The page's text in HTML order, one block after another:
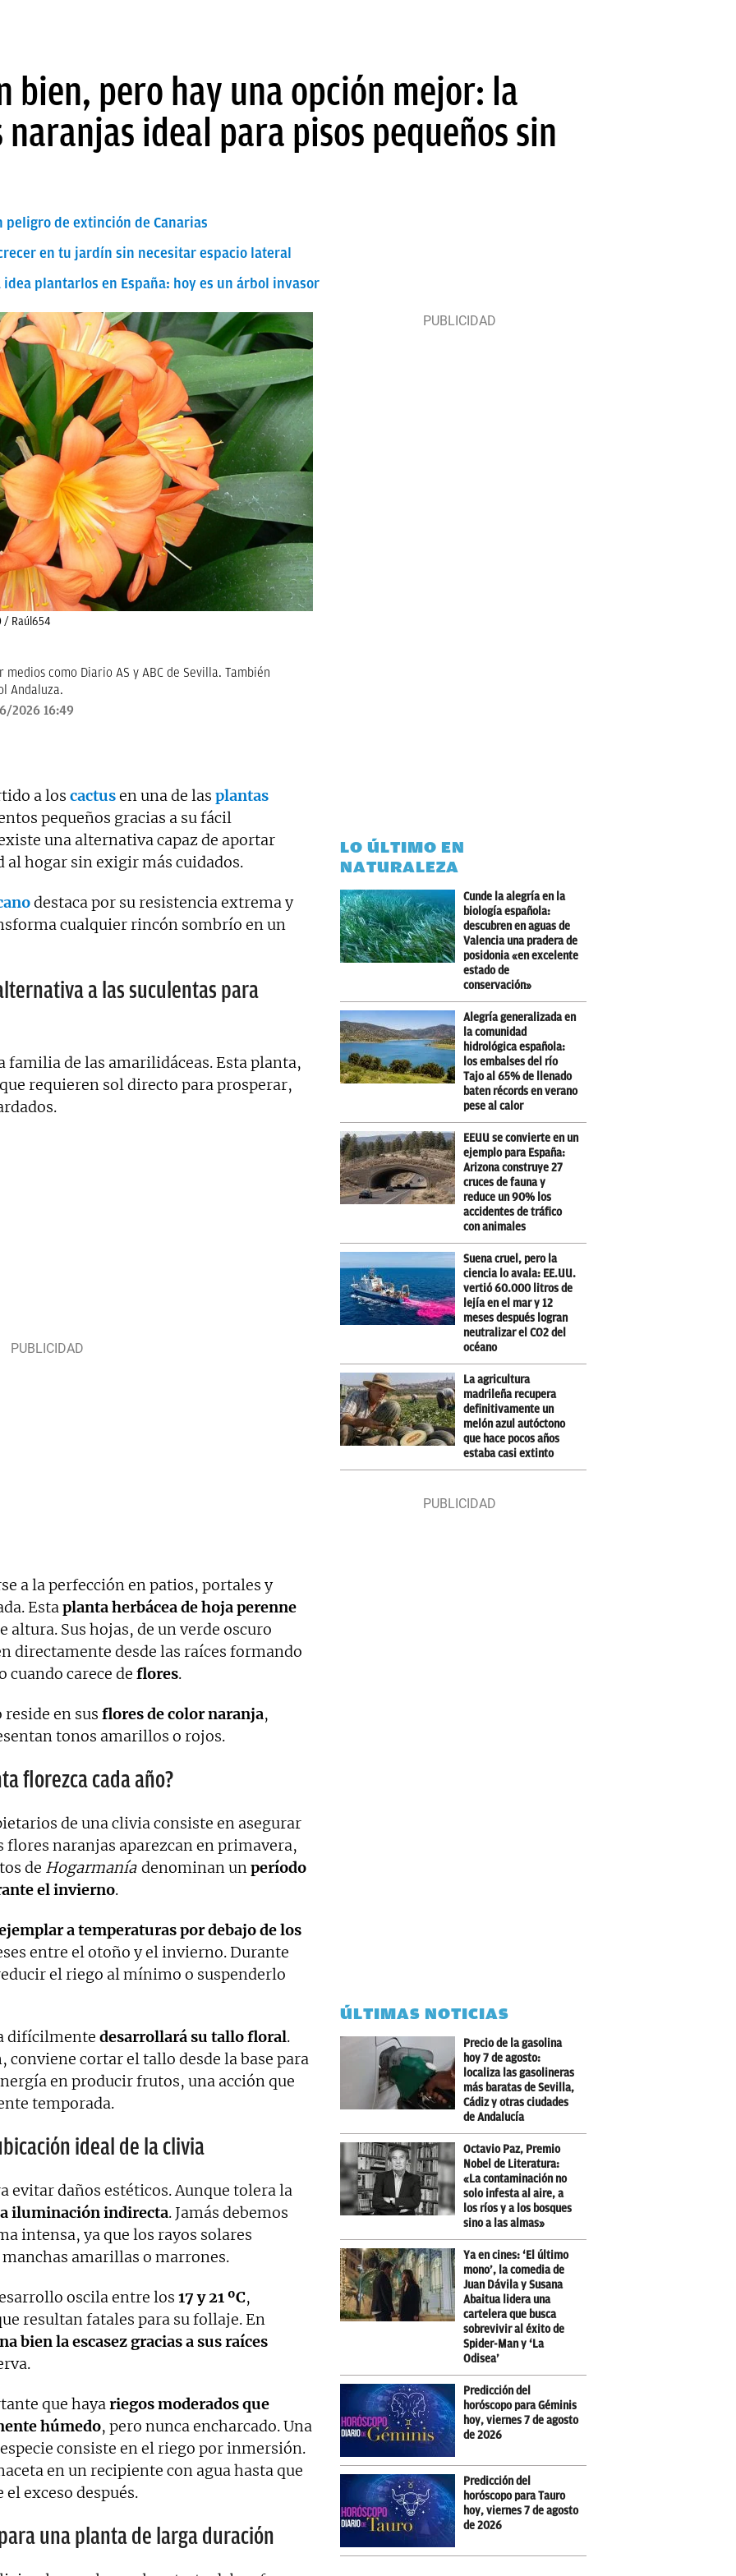
bien, pero hay una opción mejor: la
ideal para pisos pequeños sin
peligro de extinción de Canarias
en tu jardín sin necesitar espacio lateral
plantarlos en España: hoy es un árbol invasor
/ Raúl654
como Diario AS y ABC de Sevilla. También
Andaluza.
2026 16:49
a los cactusen una de las plantas
pequeños gracias a su fácil
una alternativa capaz de aportar
hogar sin exigir más cuidados.
destaca por su resistencia extrema y
cualquier rincón sombrío en un
a las suculentas para
familia de las amarilidáceas. Esta planta,
requieren sol directo para prosperar,
a la perfección en patios, portales y
Estaplanta herbácea de hoja perenne
altura. Sus hojas, de un verde oscuro
directamente desde las raíces formando
cuando carece de flores.
en sus flores de color naranja,
tonos amarillos o rojos.
florezca cada año?
de una clivia consiste en asegurar
flores naranjas aparezcan en primavera,
de Hogarmanía denominan unperíodo
el invierno.
a temperaturas por debajo de los
entre el otoño y el invierno. Durante
el riego al mínimo o suspenderlo
difícilmente desarrollará su tallo floral.
cortar el tallo desde la base para
en producir frutos, una acción que
temporada.
ideal de la clivia
evitar daños estéticos. Aunque tolera la
iluminación indirecta. Jamás debemos
intensa, ya que los rayos solares
amarillas o marrones.
oscila entre los 17 y 21 ºC,
resultan fatales para su follaje. En
bien la escasez gracias a sus raíces
que hayariegos moderados que
húmedo, pero nunca encharcado. Una
consiste en el riego por inmersión.
en un recipiente con agua hasta que
exceso después.
una planta de larga duración
LO ÚLTIMO EN
NATURALEZA
Cunde la alegría en la
biología española:
descubren en aguas de
Valencia una pradera de
posidonia «en excelente
estado de
conservación»
Alegría generalizada en
la comunidad
hidrológica española:
los embalses del río
Tajo al 65% de llenado
baten récords en verano
pese al calor
EEUU se convierte en un
ejemplo para España:
Arizona construye 27
cruces de fauna y
reduce un 90% los
accidentes de tráfico
con animales
Suena cruel, pero la
ciencia lo avala: EE.UU.
vertió 60.000 litros de
lejía en el mar y 12
meses después logran
neutralizar el CO2 del
océano
La agricultura
madrileña recupera
definitivamente un
melón azul autóctono
que hace pocos años
estaba casi extinto
ÚLTIMAS NOTICIAS
Precio de la gasolina
hoy 7 de agosto:
localiza las gasolineras
más baratas de Sevilla,
Cádiz y otras ciudades
de Andalucía
Octavio Paz, Premio
Nobel de Literatura:
«La contaminación no
solo infesta al aire, a
los ríos y a los bosques
sino a las almas»
Ya en cines: ‘El último
mono’, la comedia de
Juan Dávila y Susana
Abaitua lidera una
cartelera que busca
sobrevivir al éxito de
Spider-Man y ‘La
Odisea’
Predicción del
horóscopo para Géminis
hoy, viernes 7 de agosto
de 2026
Predicción del
horóscopo para Tauro
hoy, viernes 7 de agosto
de 2026